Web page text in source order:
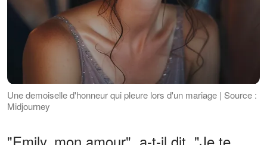
Une demoiselle d'honneur qui pleure lors d'un mariage | Source :
Midjourney